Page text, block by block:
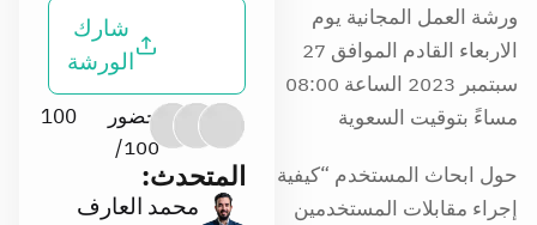
ورشة العمل المجانية يوم
الاربعاء القادم الموافق 27
سبتمبر 2023 الساعة 08:00
مساءً بتوقيت السعوية
حول ابحاث المستخدم “كيفية
إجراء مقابلات المستخدمين
شارك
الورشة
حضور
100/
100
المتحدث:
محمد العارف